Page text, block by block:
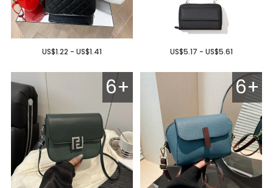
US$5.17 - US$5.61
US$1.22 - US$1.41
6+
6+